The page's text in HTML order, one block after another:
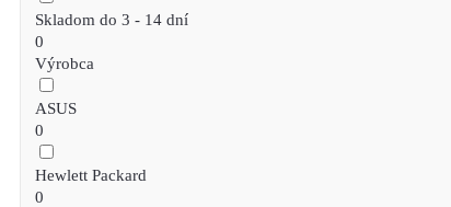
Skladom do 3 - 14 dní
0
Výrobca
ASUS
0
Hewlett Packard
0